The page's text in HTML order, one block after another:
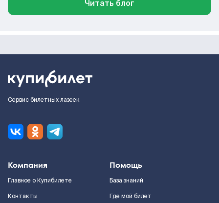
Читать блог
Сервис билетных лазеек
Компания
Главное о Купибилете
Контакты
Помощь
База знаний
Где мой билет